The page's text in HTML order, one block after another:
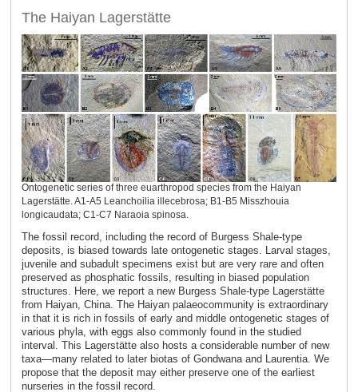
The Haiyan Lagerstätte
Ontogenetic series of three euarthropod species from the Haiyan
Lagerstätte. A1-A5 Leanchoilia illecebrosa; B1-B5 Misszhouia
longicaudata; C1-C7 Naraoia spinosa.
The fossil record, including the record of Burgess Shale-type
deposits, is biased towards late ontogenetic stages. Larval stages,
juvenile and subadult specimens exist but are very rare and often
preserved as phosphatic fossils, resulting in biased population
structures. Here, we report a new Burgess Shale-type Lagerstätte
from Haiyan, China. The Haiyan palaeocommunity is extraordinary
in that it is rich in fossils of early and middle ontogenetic stages of
various phyla, with eggs also commonly found in the studied
interval. This Lagerstätte also hosts a considerable number of new
taxa—many related to later biotas of Gondwana and Laurentia. We
propose that the deposit may either preserve one of the earliest
nurseries in the fossil record.